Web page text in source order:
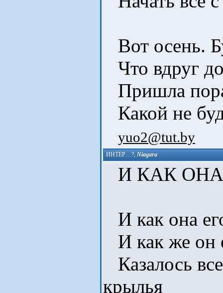
Вот осень.
Что вдруг
Пришла
Какой не
yuo2@tut.by
ИНТЕР…?, Niagara
И КАК
И как она
И как же
Казалось
крылья